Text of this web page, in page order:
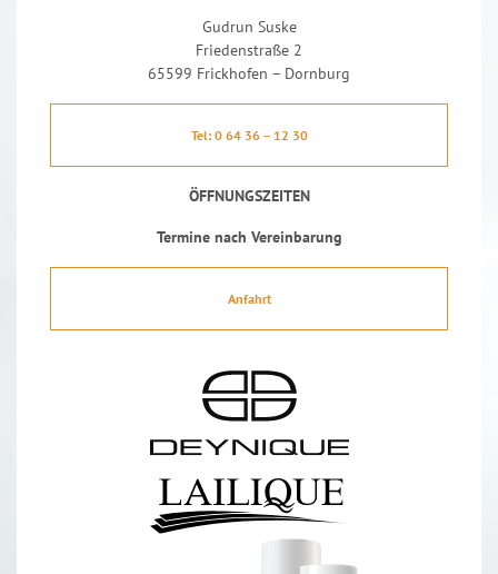
Gudrun Suske
Friedenstraße 2
65599 Frickhofen – Dornburg
Tel: 0 64 36 – 12 30
ÖFFNUNGSZEITEN
Termine nach Vereinbarung
Anfahrt